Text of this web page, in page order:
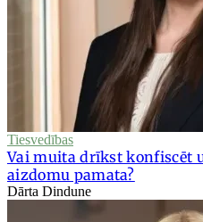
Tiesvedības
Vai muita drīkst konfiscēt
aizdomu pamata?
Dārta Dindune